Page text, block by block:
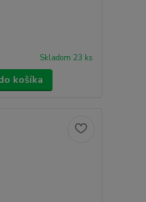
Skladom 23 ks
košíka